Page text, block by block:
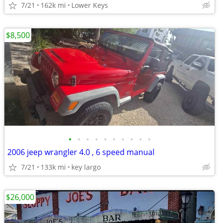
7/21 162k mi Lower Keys
• • • • • • • • • •
2006 jeep wrangler 4.0 , 6 speed manual
7/21 133k mi key largo
$8,500
$26,000